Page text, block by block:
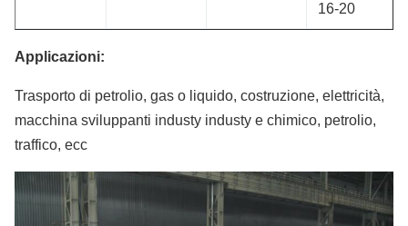
16-20
Applicazioni:
Trasporto di petrolio, gas o liquido, costruzione, elettricità,
macchina sviluppanti industy industy e chimico, petrolio,
traffico, ecc